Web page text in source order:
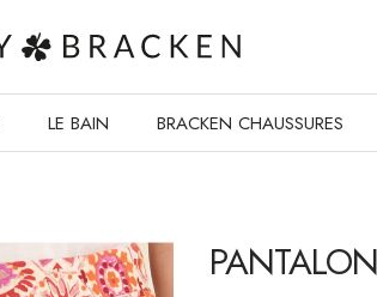
LE BAIN BRACKEN CHAUSSURES